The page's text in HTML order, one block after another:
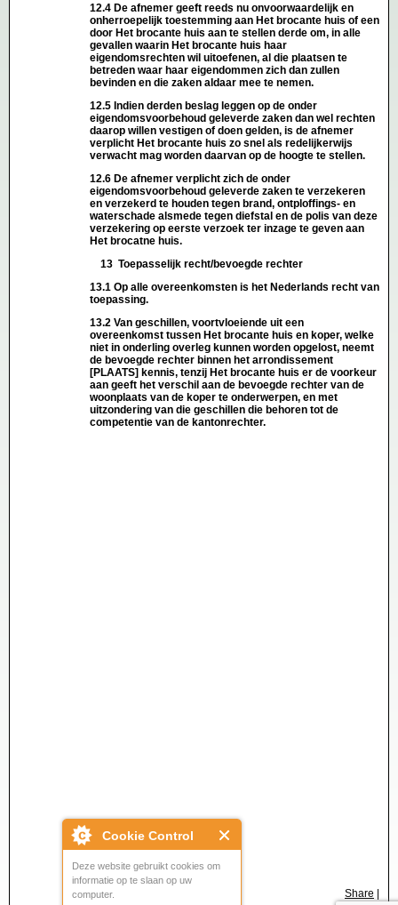
Cookie Control
Deze website gebruikt cookies om
informatie op te slaan op uw
computer.
12.4 De afnemer geeft reeds nu onvoorwaardelijk en
onherroepelijk toestemming aan Het brocante huis of een
door Het brocante huis aan te stellen derde om, in alle
gevallen waarin Het brocante huis haar
eigendomsrechten wil uitoefenen, al die plaatsen te
betreden waar haar eigendommen zich dan zullen
bevinden en die zaken aldaar mee te nemen.
12.5 Indien derden beslag leggen op de onder
eigendomsvoorbehoud geleverde zaken dan wel rechten
daarop willen vestigen of doen gelden, is de afnemer
verplicht Het brocante huis zo snel als redelijkerwijs
verwacht mag worden daarvan op de hoogte te stellen.
12.6 De afnemer verplicht zich de onder
eigendomsvoorbehoud geleverde zaken te verzekeren
en verzekerd te houden tegen brand, ontploffings- en
waterschade alsmede tegen diefstal en de polis van deze
verzekering op eerste verzoek ter inzage te geven aan
Het brocatne huis.
13 Toepasselijk recht/bevoegde rechter
13.1 Op alle overeenkomsten is het Nederlands recht van
toepassing.
13.2 Van geschillen, voortvloeiende uit een
overeenkomst tussen Het brocante huis en koper, welke
niet in onderling overleg kunnen worden opgelost, neemt
de bevoegde rechter binnen het arrondissement
[PLAATS] kennis, tenzij Het brocante huis er de voorkeur
aan geeft het verschil aan de bevoegde rechter van de
woonplaats van de koper te onderwerpen, en met
uitzondering van die geschillen die behoren tot de
competentie van de kantonrechter.
Share |